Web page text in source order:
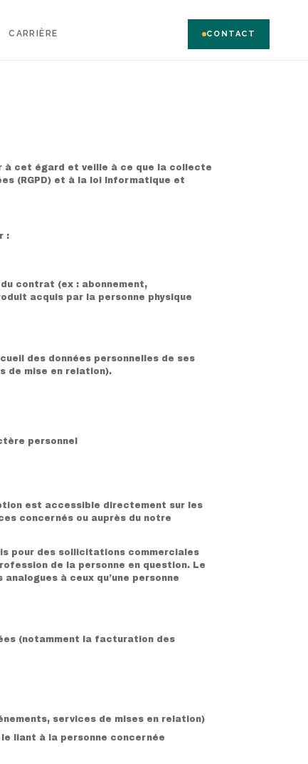
CARRIÈRE CONTACT
à cet égard et veille à ce que la collecte
(RGPD) et à la loi Informatique et
:
contrat (ex : abonnement,
acquis par la personne physique
des données personnelles de ses
de mise en relation).
personnel
est accessible directement sur les
concernés ou auprès du notre
pour des sollicitations commerciales
de la personne en question. Le
à ceux qu’une personne
(notamment la facturation des
services de mises en relation)
liant à la personne concernée